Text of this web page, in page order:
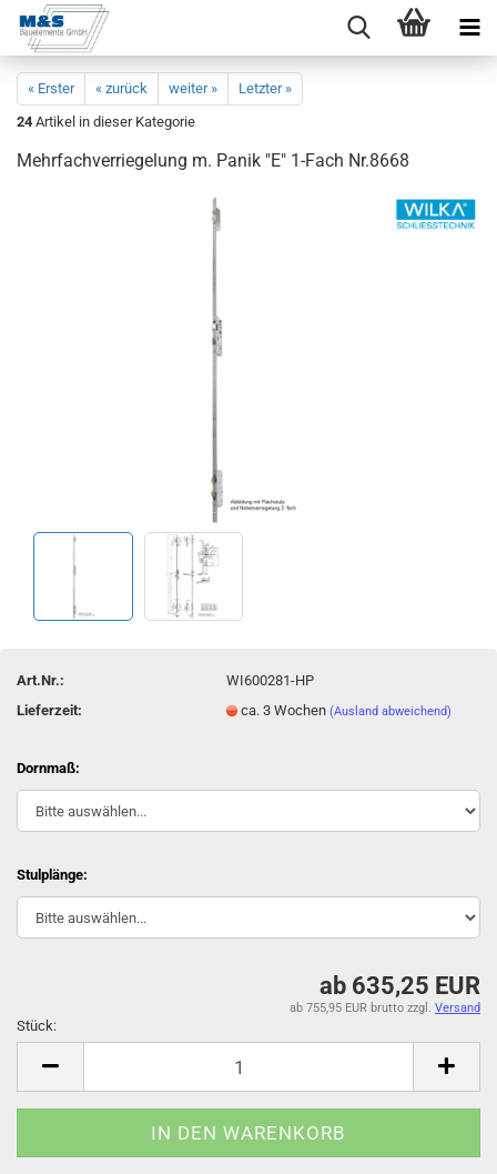
« Erster « zurück weiter »
Letzter »
24 Artikel in dieser Kategorie
Mehr­fach­ver­rie­ge­lung m. Panik "E" 1-​Fach Nr.8668
Art.Nr.:
WI600281-HP
Lieferzeit:
ca. 3 Wochen(Ausland abweichend)
Dornmaß:
Stulplänge:
ab 635,25 EUR
ab 755,95 EUR brutto zzgl. Versand
Stück: